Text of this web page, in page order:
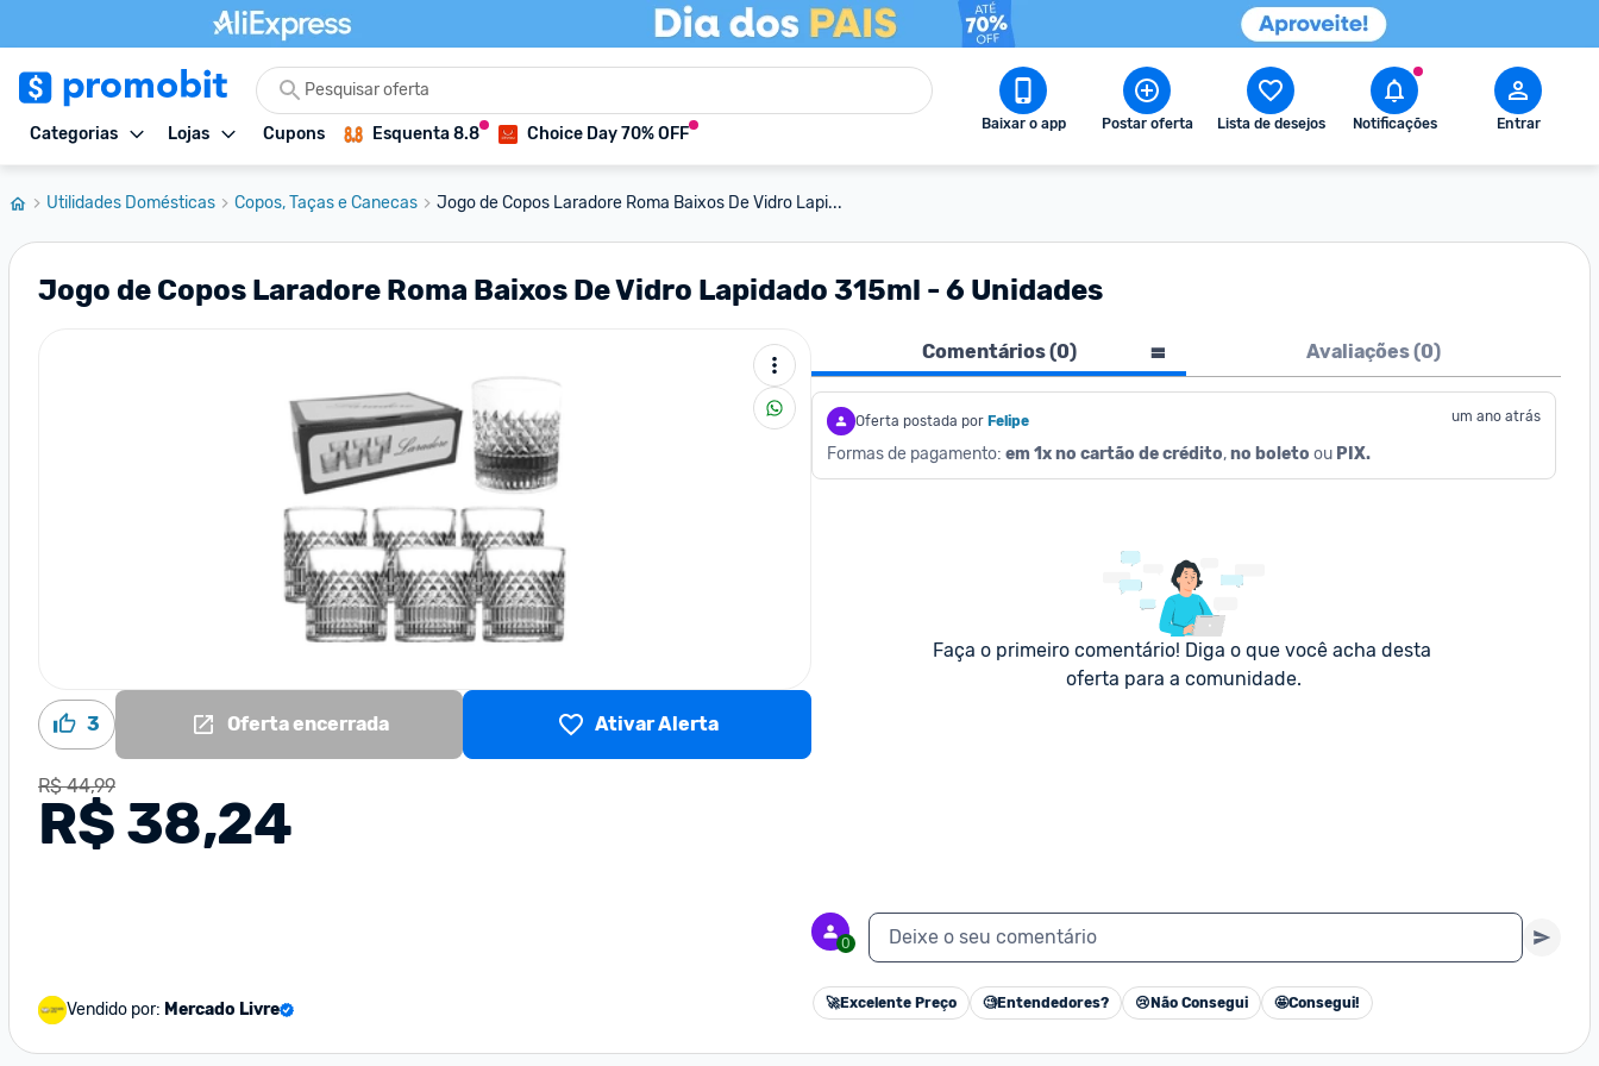
Categorias Lojas Cupons Esquenta 8.8 Choice Day 70% OFF Baixar o app Postar oferta Lista de desejos Notificações Entrar
Utilidades Domésticas Copos, Taças e Canecas Jogo de Copos Laradore Roma Baixos De Vidro Lapi...
Jogo de Copos Laradore Roma Baixos De Vidro Lapidado 315ml - 6 Unidades
3 Oferta encerrada Ativar Alerta
R$ 44,99
R$ 38,24
Vendido por: Mercado Livre
Comentários (0) Avaliações (0)
Oferta postada por Felipe um ano atrás
Formas de pagamento: em 1x no cartão de crédito, no boleto ou PIX.
Faça o primeiro comentário! Diga o que você acha desta
oferta para a comunidade.
0 Deixe o seu comentário
🚀Excelente Preço 🧐Entendedores? 😢 Não Consegui 🤩Consegui!